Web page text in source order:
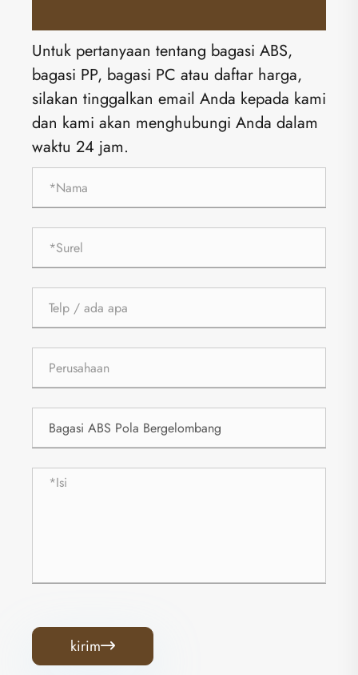
Untuk pertanyaan tentang bagasi ABS,
bagasi PP, bagasi PC atau daftar harga,
silakan tinggalkan email Anda kepada kami
dan kami akan menghubungi Anda dalam
waktu 24 jam.
kirim